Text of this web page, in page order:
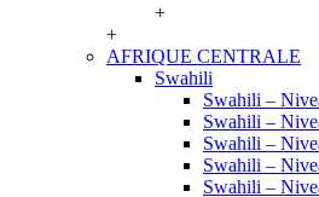
+
+
AFRIQUE CENTRALE
Swahili
Swahili –
Swahili –
Swahili –
Swahili –
Swahili –